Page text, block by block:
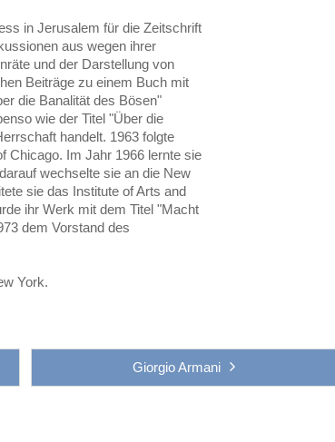
in Jerusalem für die Zeitschrift
aus wegen ihrer
und der Darstellung von
Beiträge zu einem Buch mit
die Banalität des Bösen"
wie der Titel "Über die
handelt. 1963 folgte
Chicago. Im Jahr 1966 lernte sie
wechselte sie an die New
sie das Institute of Arts and
ihr Werk mit dem Titel "Macht
dem Vorstand des
York.
Giorgio Armani